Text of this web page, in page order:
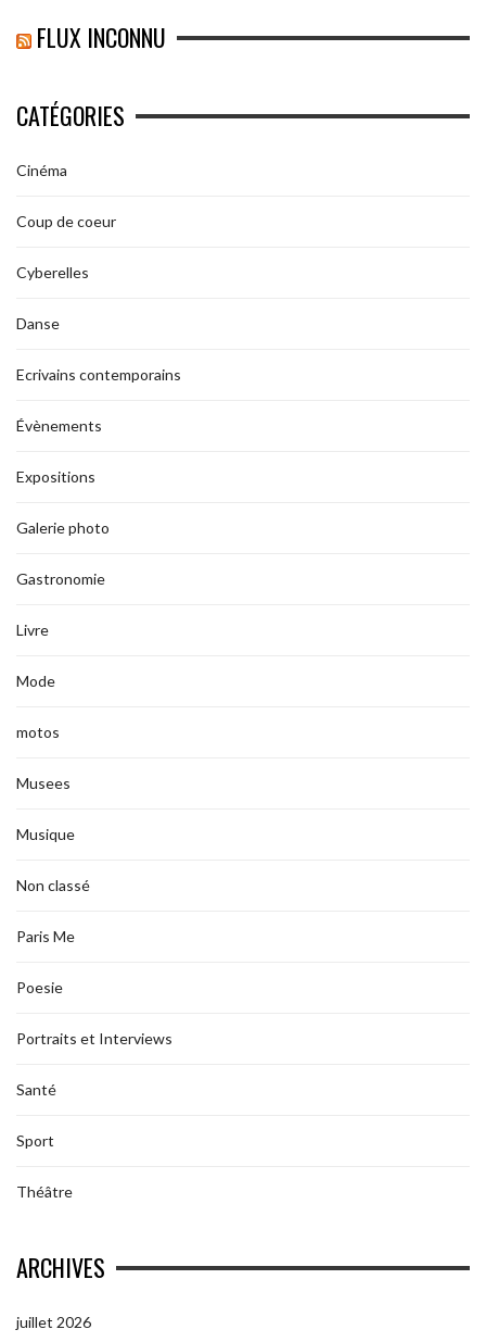
FLUX INCONNU
CATÉGORIES
Cinéma
Coup de coeur
Cyberelles
Danse
Ecrivains contemporains
Évènements
Expositions
Galerie photo
Gastronomie
Livre
Mode
motos
Musees
Musique
Non classé
Paris Me
Poesie
Portraits et Interviews
Santé
Sport
Théâtre
ARCHIVES
juillet 2026